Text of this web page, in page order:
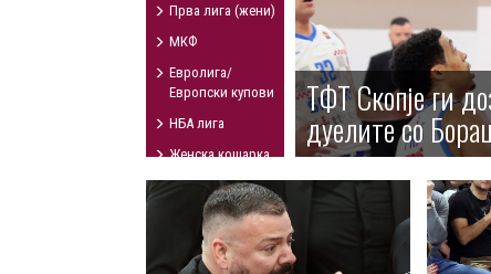
Прва лига (жени)
МКФ
Евролига/
Европски купови
НБА лига
Женска кошарка
Куп на
Македонија
ТФТ Скопје ги
дуелите со